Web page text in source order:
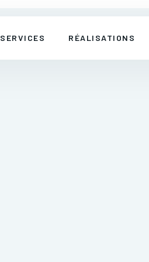
SERVICES RÉALISATIONS